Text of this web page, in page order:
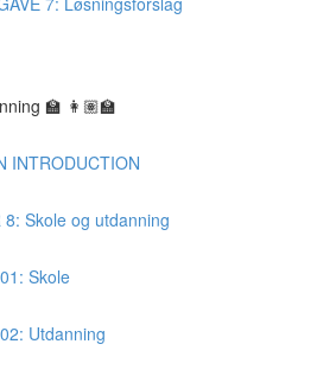
🏫 👩🏽‍🏫
8: Skole og utdanning
Skole
Utdanning